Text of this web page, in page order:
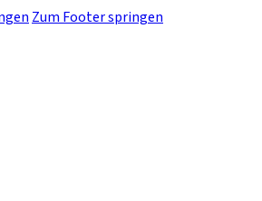
Zum Footer springen